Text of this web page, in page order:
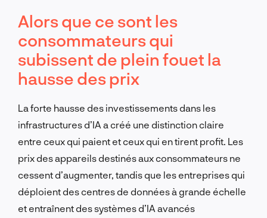
Alors que ce sont les
consommateurs qui
subissent de plein fouet la
hausse des prix
La forte hausse des investissements dans les
infrastructures d’IA a créé une distinction claire
entre ceux qui paient et ceux qui en tirent profit. Les
prix des appareils destinés aux consommateurs ne
cessent d’augmenter, tandis que les entreprises qui
déploient des centres de données à grande échelle
et entraînent des systèmes d’IA avancés